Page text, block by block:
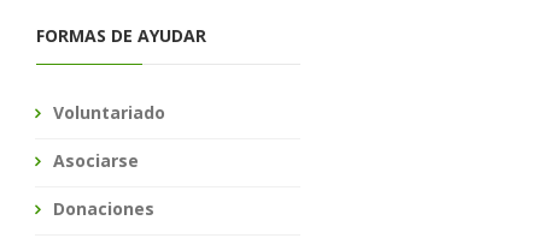
FORMAS DE AYUDAR
Voluntariado
Asociarse
Donaciones